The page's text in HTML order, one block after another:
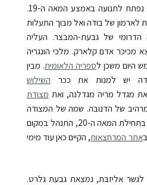
המפורסם. הגשר נפתח לתנועה באמצע המאה ה-19.
לארמון של בּודה ואל מבוך התעלות
הדרומי של גבעת-המבצר. העליה
מכיכר אדם קלארק. מלכי הונגריה
היום משכן לספריה הלאומית. מבין
יש למנות את ככר השילוש
מגדל מריה מגדלנה, ואת מצודת
של הדנובּה. שמה של המצודה
ניתן לה משום שבעת בנייתה, בתחילת המאה ה-20, התנהל במקום
אתר המרחצאות, הקיים כאן עוד מימי
אליזבּת, נמצאת גבעת גלרט.